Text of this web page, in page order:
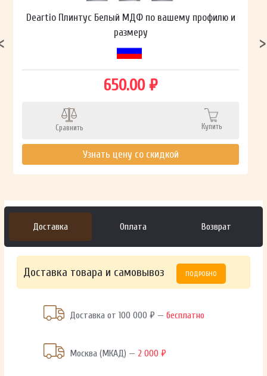
Deartio Плинтус Белый МДФ по вашему профилю и
размеру
650.00 ₽
Сравнить Купить
Узнать цену со скидкой
Доставка Оплата Возврат
Доставка товара и самовывоз ПОДРОБНО
Доставка от 100 000 ₽ —бесплатно
Москва (МКАД) — 2 000 ₽